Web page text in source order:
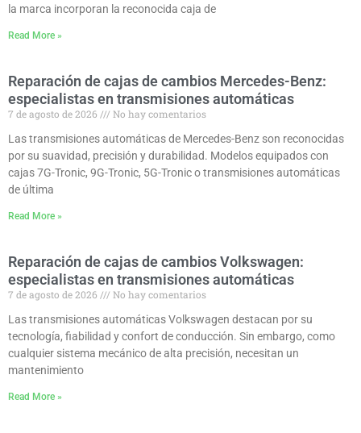
la marca incorporan la reconocida caja de
Read More »
Reparación de cajas de cambios Mercedes-Benz:
especialistas en transmisiones automáticas
7 de agosto de 2026
No hay comentarios
Las transmisiones automáticas de Mercedes-Benz son reconocidas
por su suavidad, precisión y durabilidad. Modelos equipados con
cajas 7G-Tronic, 9G-Tronic, 5G-Tronic o transmisiones automáticas
de última
Read More »
Reparación de cajas de cambios Volkswagen:
especialistas en transmisiones automáticas
7 de agosto de 2026
No hay comentarios
Las transmisiones automáticas Volkswagen destacan por su
tecnología, fiabilidad y confort de conducción. Sin embargo, como
cualquier sistema mecánico de alta precisión, necesitan un
mantenimiento
Read More »